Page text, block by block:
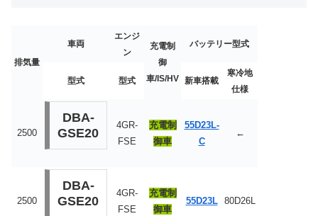
排気量
車両
エンジ
ン
充電制
御
車/IS/HV
バッテリー型式
型式 型式 新車搭載
寒冷地
仕様
2500
DBA-
GSE20
4GR-
FSE
充電制
御車
55D23L-
C
←
2500
DBA-
GSE20
4GR-
FSE
充電制
御車
55D23L 80D26L